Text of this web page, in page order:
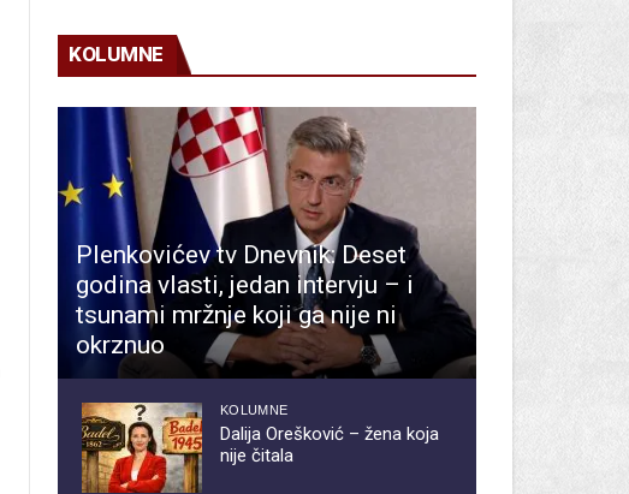
KOLUMNE
Plenkovićev tv Dnevnik: Deset
godina vlasti, jedan intervju – i
tsunami mržnje koji ga nije ni
okrznuo
KOLUMNE
Dalija Orešković – žena koja
nije čitala